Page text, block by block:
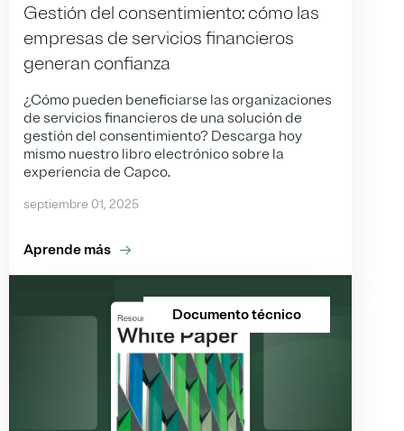
Gestión del consentimiento: cómo las
empresas de servicios financieros
generan confianza
¿Cómo pueden beneficiarse las organizaciones
de servicios financieros de una solución de
gestión del consentimiento? Descarga hoy
mismo nuestro libro electrónico sobre la
experiencia de Capco.
septiembre 01, 2025
Aprende más
Documento técnico